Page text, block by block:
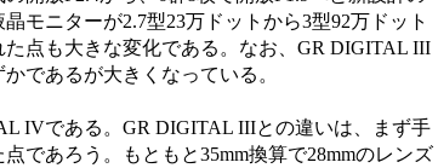
モニターが2.7型23万ドットから3型92万ドット
点も大きな変化である。なお、GR DIGITAL III
であるが大きくなっている。
IVである。GR DIGITAL IIIとの違いは、まず手
であろう。もともと35mm換算で28mmのレンズ